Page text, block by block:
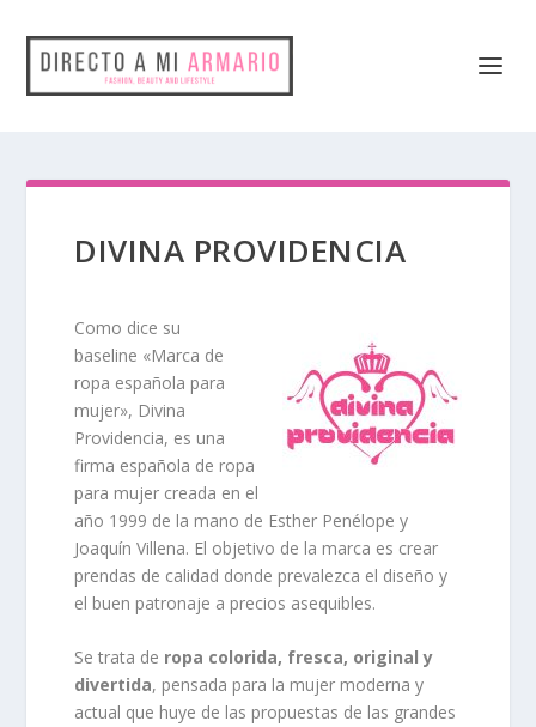
DIVINA PROVIDENCIA
Como dice su
baseline «Marca de
ropa española para
mujer», Divina
Providencia, es una
firma española de ropa
para mujer creada en el
año 1999 de la mano de Esther Penélope y
Joaquín Villena. El objetivo de la marca es crear
prendas de calidad donde prevalezca el diseño y
el buen patronaje a precios asequibles.
Se trata de ropa colorida, fresca, original y
divertida, pensada para la mujer moderna y
actual que huye de las propuestas de las grandes